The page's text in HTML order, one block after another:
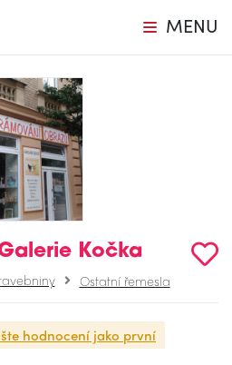
MENU
Kočka
Ostatní řemesla
hodnocení jako první